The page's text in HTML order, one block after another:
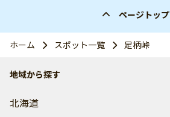
ページトップ
ホーム スポット一覧 足柄峠
地域から探す
北海道